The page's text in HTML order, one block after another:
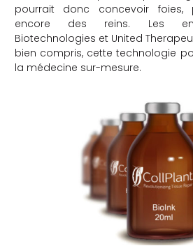
pourrait donc concevoir foies,
encore des reins. Les
Biotechnologies et United
bien compris, cette technologie
la médecine sur-mesure.